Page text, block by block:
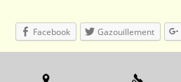
Facebook Gazouillement